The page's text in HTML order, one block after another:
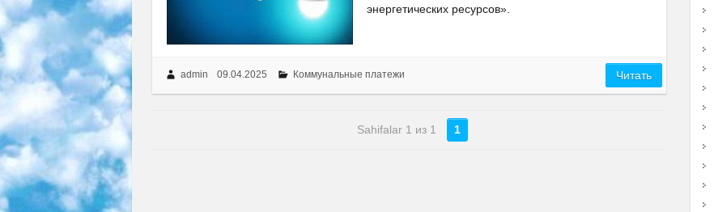
энергетических ресурсов».
admin 09.04.2025 Коммунальные платежи Читать
Sahifalar 1 из 1 1